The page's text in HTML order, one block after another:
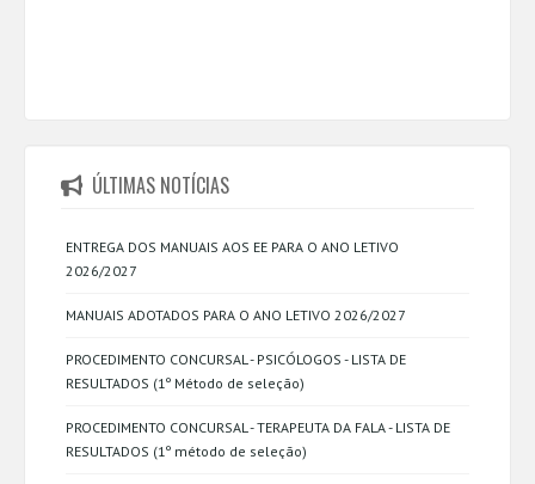
ÚLTIMAS NOTÍCIAS
ENTREGA DOS MANUAIS AOS EE PARA O ANO LETIVO
2026/2027
MANUAIS ADOTADOS PARA O ANO LETIVO 2026/2027
PROCEDIMENTO CONCURSAL - PSICÓLOGOS - LISTA DE
RESULTADOS (1º Método de seleção)
PROCEDIMENTO CONCURSAL - TERAPEUTA DA FALA - LISTA DE
RESULTADOS (1º método de seleção)